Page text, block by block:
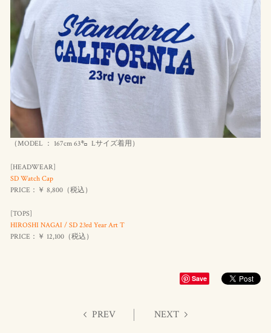
（MODEL ： 167cm 63㌔ Lサイズ着用）
[HEADWEAR]
SD Watch Cap
PRICE：￥ 8,800（税込 ）
[TOPS]
HIROSHI NAGAI / SD 23rd Year Art T
PRICE：￥ 12,100（税込 ）
Save
PREV NEXT